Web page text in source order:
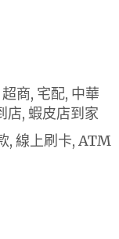
商, 宅配, 中華
店, 蝦皮店到家
, 線上刷卡, ATM